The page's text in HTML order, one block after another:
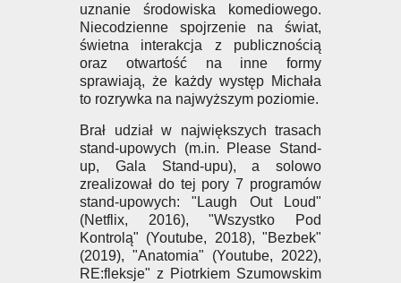
uznanie środowiska komediowego.
Niecodzienne spojrzenie na świat,
świetna interakcja z publicznością
oraz otwartość na inne formy
sprawiają, że każdy występ Michała
to rozrywka na najwyższym poziomie.
Brał udział w największych trasach
stand-upowych (m.in. Please Stand-
up, Gala Stand-upu), a solowo
zrealizował do tej pory 7 programów
stand-upowych: "Laugh Out Loud"
(Netflix, 2016), "Wszystko Pod
Kontrolą" (Youtube, 2018), "Bezbek"
(2019), "Anatomia" (Youtube, 2022),
RE:fleksje" z Piotrkiem Szumowskim